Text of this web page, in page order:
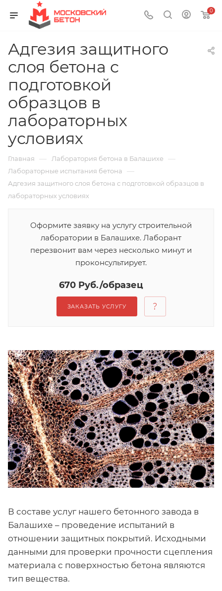
0
Адгезия защитного
слоя бетона с
подготовкой
образцов в
лабораторных
условиях
Главная — Лаборатория бетона в Балашихе —
Лабораторные испытания бетона —
Адгезия защитного слоя бетона с подготовкой образцов в
лабораторных условиях
Оформите заявку на услугу строительной
лаборатории в Балашихе. Лаборант
перезвонит вам через несколько минут и
проконсультирует.
670 Руб./образец
ЗАКАЗАТЬ УСЛУГУ
В составе услуг нашего бетонного завода в
Балашихе – проведение испытаний в
отношении защитных покрытий. Исходными
данными для проверки прочности сцепления
материала с поверхностью бетона являются
тип вещества.